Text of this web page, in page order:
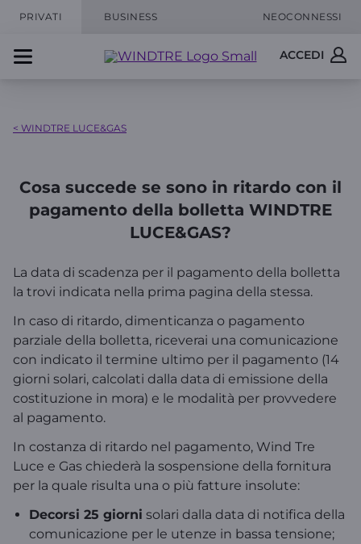
PRIVATI BUSINESS NEOCONNESSI
ACCEDI
< WINDTRE LUCE&GAS
Cosa succede se sono in ritardo con il
pagamento della bolletta WINDTRE
LUCE&GAS?
La data di scadenza per il pagamento della bolletta
la trovi indicata nella prima pagina della stessa.
In caso di ritardo, dimenticanza o pagamento
parziale della bolletta, riceverai una comunicazione
con indicato il termine ultimo per il pagamento (14
giorni solari, calcolati dalla data di emissione della
costituzione in mora) e le modalità per provvedere
al pagamento.
In costanza di ritardo nel pagamento, Wind Tre
Luce e Gas chiederà la sospensione della fornitura
per la quale risulta una o più fatture insolute:
Decorsi 25 giorni solari dalla data di notifica della
comunicazione per le utenze in bassa tensione;